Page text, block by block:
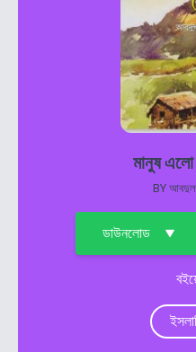
মানুষ
BYআবদুল
ডাউনলোড